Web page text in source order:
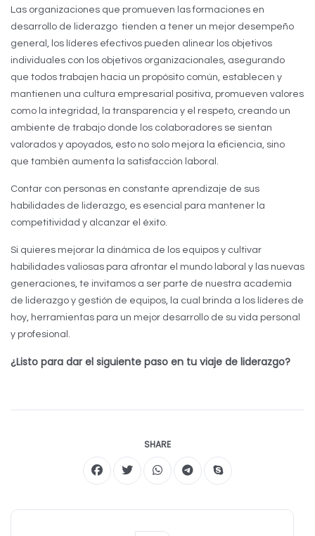
Las organizaciones que promueven las formaciones en
desarrollo de liderazgo tienden a tener un mejor desempeño
general, los líderes efectivos pueden alinear los objetivos
individuales con los objetivos organizacionales, asegurando
que todos trabajen hacia un propósito común, establecen y
mantienen una cultura empresarial positiva, promueven valores
como la integridad, la transparencia y el respeto, creando un
ambiente de trabajo donde los colaboradores se sientan
valorados y apoyados, esto no solo mejora la eficiencia, sino
que también aumenta la satisfacción laboral.
Contar con personas en constante aprendizaje de sus
habilidades de liderazgo, es esencial para mantener la
competitividad y alcanzar el éxito.
Si quieres mejorar la dinámica de los equipos y cultivar
habilidades valiosas para afrontar el mundo laboral y las nuevas
generaciones, te invitamos a ser parte de nuestra academia
de liderazgo y gestión de equipos, la cual brinda a los líderes de
hoy, herramientas para un mejor desarrollo de su vida personal
y profesional.
¿Listo para dar el siguiente paso en tu viaje de liderazgo?
SHARE